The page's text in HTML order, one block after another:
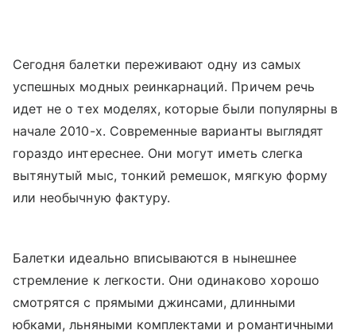
Сегодня балетки переживают одну из самых
успешных модных реинкарнаций. Причем речь
идет не о тех моделях, которые были популярны в
начале 2010-х. Современные варианты выглядят
гораздо интереснее. Они могут иметь слегка
вытянутый мыс, тонкий ремешок, мягкую форму
или необычную фактуру.
Балетки идеально вписываются в нынешнее
стремление к легкости. Они одинаково хорошо
смотрятся с прямыми джинсами, длинными
юбками, льняными комплектами и романтичными